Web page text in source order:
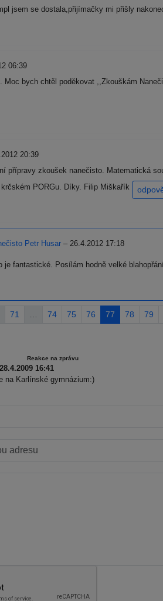
jsem se dostala,přijímačky mi přišly
06:39
Moc bych chtěl poděkovat ,,Zkouškám
20:39
přípravy zkoušek nanečisto. Matematická
krčském PORGu. Díky. Filip Miškařík
Petr Husar – 26.4.2012 17:18
je fantastické. Posílám hodně velké
71 74 75 76 77 78 79
Reakce na zprávu
16:41
na Karlínské gymnázium:)